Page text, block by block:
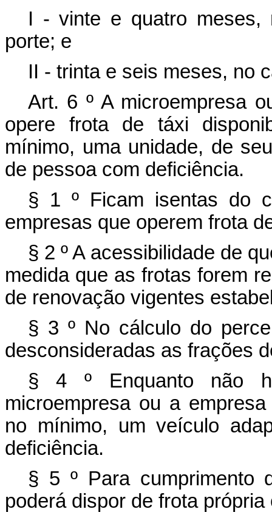
I - vinte e quatro meses,
porte; e
II - trinta e seis meses, no
Art. 6 º A microempresa
opere frota de táxi
mínimo, uma unidade, de
de pessoa com deficiência.
§ 1 º Ficam isentas do
empresas que operem frota
§ 2ºA acessibilidade de
medida que as frotas forem
de renovação vigentes
§ 3 º No cálculo do
desconsideradas as frações
§ 4º Enquanto não
microempresa ou a
no mínimo, um veículo
deficiência.
§ 5 º Para
poderá dispor de frota